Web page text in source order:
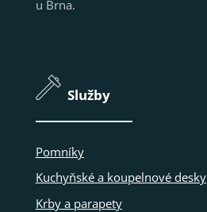
u Brna.
Služby
Pomníky
Kuchyňské a koupelnové desky
Krby a parapety